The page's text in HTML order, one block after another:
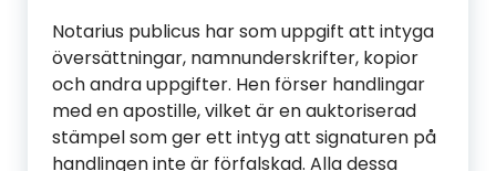
Notarius publicus har som uppgift att intyga
översättningar, namnunderskrifter, kopior
och andra uppgifter. Hen förser handlingar
med en apostille, vilket är en auktoriserad
stämpel som ger ett intyg att signaturen på
handlingen inte är förfalskad. Alla dessa